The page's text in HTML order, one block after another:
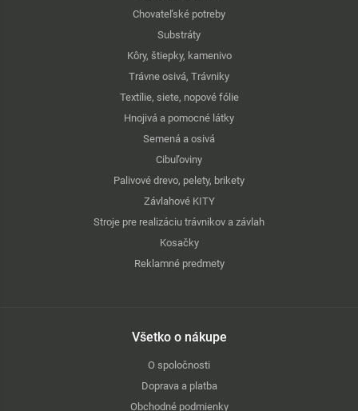
Chovateľské potreby
Substráty
Kôry, štiepky, kamenivo
Trávne osivá, Trávniky
Textílie, siete, nopové fólie
Hnojivá a pomocné látky
Semená a osivá
Cibuľoviny
Palivové drevo, pelety, brikety
Závlahové KITY
Stroje pre realizáciu trávnikov a závlah
Kosačky
Reklamné predmety
Všetko o nákupe
O spoločnosti
Doprava a platba
Obchodné podmienky